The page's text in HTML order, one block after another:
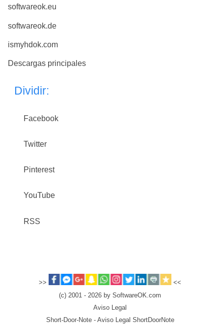
softwareok.eu
softwareok.de
ismyhdok.com
Descargas principales
Dividir:
Facebook
Twitter
Pinterest
YouTube
RSS
>>
<<
(c) 2001 - 2026 by SoftwareOK.com
Aviso Legal
Short-Door-Note - Aviso Legal ShortDoorNote